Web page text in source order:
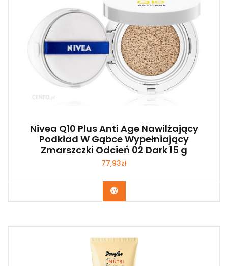
Nivea Q10 Plus Anti Age Nawilżający
Podkład W Gąbce Wypełniający
Zmarszczki Odcień 02 Dark 15 g
77,93zł
Zobacz